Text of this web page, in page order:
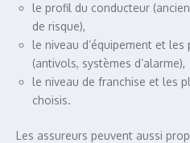
le profil du conducteur
de risque),
le niveau d’équipement et
(antivols, systèmes d’alarme),
le niveau de franchise et les
choisis.
Les assureurs peuvent aussi